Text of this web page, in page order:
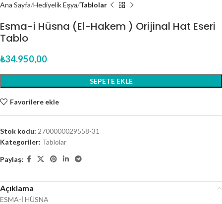
Ana Sayfa Hediyelik Eşya Tablolar
Esma-i Hüsna (El-Hakem ) Orijinal Hat Eseri
Tablo
₺34.950,00
SEPETE EKLE
Favorilere ekle
Stok kodu: 2700000029558-31
Kategoriler: Tablolar
Paylaş:
Açıklama
ESMA-İ HÜSNA